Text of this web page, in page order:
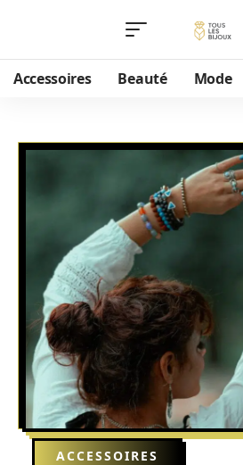
Accessoires Beauté Mode
ACCESSOIRES